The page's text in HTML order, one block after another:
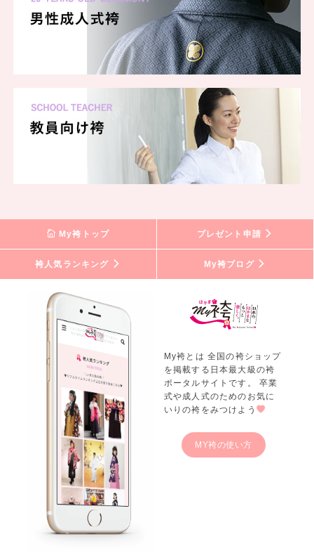
My袴トップ プレゼント申請
袴人気ランキング My袴ブログ
My袴とは 全国の袴ショップ
を掲載する日本最大級の袴
ポータルサイトです。 卒業
式や成人式のためのお気に
いりの袴をみつけよう
MY袴の使い方